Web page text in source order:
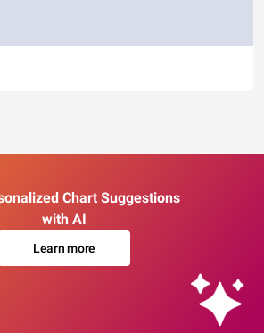
Chart Suggestions
with AI
Learn more